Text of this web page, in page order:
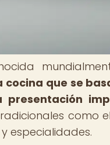
cocina que se
como
especialidades.